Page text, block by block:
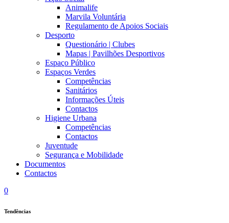
Animalife
Marvila Voluntária
Regulamento de Apoios Sociais
Desporto
Questionário | Clubes
Mapas | Pavilhões Desportivos
Espaço Público
Espaços Verdes
Competências
Sanitários
Informações Úteis
Contactos
Higiene Urbana
Competências
Contactos
Juventude
Segurança e Mobilidade
Documentos
Contactos
0
Tendências